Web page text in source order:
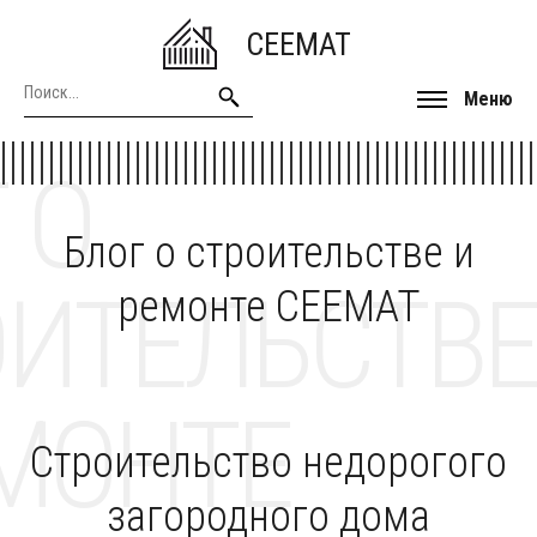
CEEMAT
Меню
Блог о строительстве и
ремонте CEEMAT
О
Строительство недорогого
загородного дома